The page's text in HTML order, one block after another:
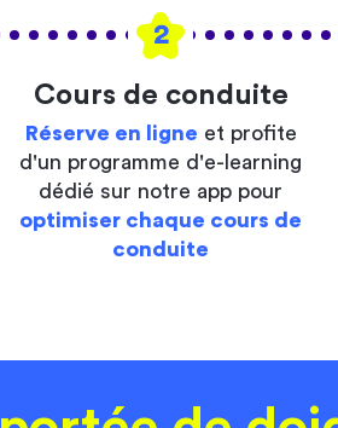
2
Cours de conduite
Réserve en ligne et profite
d'un programme d'e-learning
dédié sur notre app pour
optimiser chaque cours de
conduite